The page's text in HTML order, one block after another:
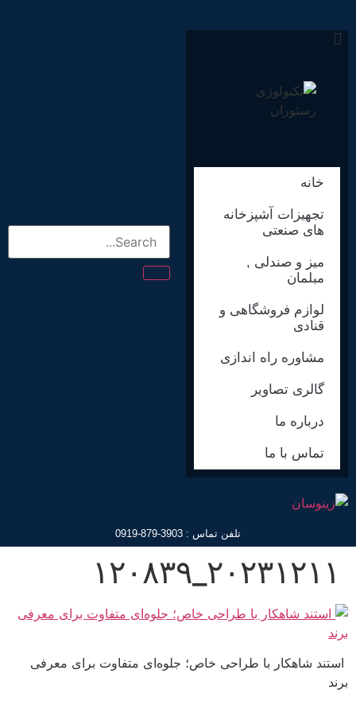
خانه
تجهیزات آشپزخانه
های صنعتی
میز و صندلی ,
مبلمان
لوازم فروشگاهی و
قنادی
مشاوره راه اندازی
گالری تصاویر
درباره ما
تماس با ما
تلفن تماس : 3903-879-0919
۲۰۲۳۱۲۱۱_۱۲۰۸۳۹
استند شاهکار با طراحی خاص؛ جلوه‌ای متفاوت برای معرفی
برند